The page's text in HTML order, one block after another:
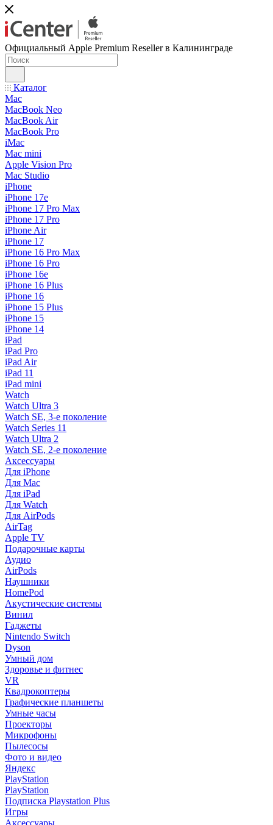
Официальный Apple Premium Reseller в Калининграде
Каталог
Mac
MacBook Neo
MacBook Air
MacBook Pro
iMac
Mac mini
Apple Vision Pro
Mac Studio
iPhone
iPhone 17e
iPhone 17 Pro Max
iPhone 17 Pro
iPhone Air
iPhone 17
iPhone 16 Pro Max
iPhone 16 Pro
iPhone 16e
iPhone 16 Plus
iPhone 16
iPhone 15 Plus
iPhone 15
iPhone 14
iPad
iPad Pro
iPad Air
iPad 11
iPad mini
Watch
Watch Ultra 3
Watch SE, 3-е поколение
Watch Series 11
Watch Ultra 2
Watch SE, 2-е поколение
Аксессуары
Для iPhone
Для Mac
Для iPad
Для Watch
Для AirPods
AirTag
Apple TV
Подарочные карты
Аудио
AirPods
Наушники
HomePod
Акустические системы
Винил
Гаджеты
Nintendo Switch
Dyson
Умный дом
Здоровье и фитнес
VR
Квадрокоптеры
Графические планшеты
Умные часы
Проекторы
Микрофоны
Пылесосы
Фото и видео
Яндекс
PlayStation
PlayStation
Подписка Playstation Plus
Игры
Аксессуары